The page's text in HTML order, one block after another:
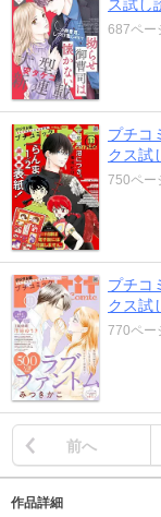
ス試し
687ペー
プチコ
クス試
750ペー
プチコ
クス試
770ペー
前へ
作品詳細